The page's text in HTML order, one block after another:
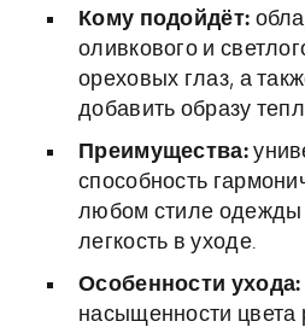
Кому подойдёт:
оливкового и
ореховых глаз, а
добавить образу
Преимущества:
способность
любом стиле одежды
легкость в уходе.
Особенности ухода:
насыщенности цвета